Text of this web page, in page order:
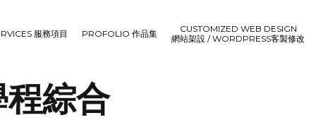
服務項目 PROFOLIO 作品集
CUSTOMIZED WEB DESIGN
網站架設 / WORDPRESS客製修改
綜合